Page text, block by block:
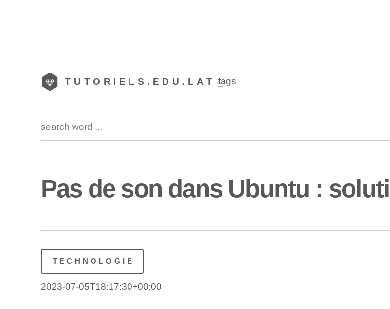
TUTORIELS.EDU.LAT tags
Pas de son dans Ubuntu :
TECHNOLOGIE
2023-07-05T18:17:30+00:00